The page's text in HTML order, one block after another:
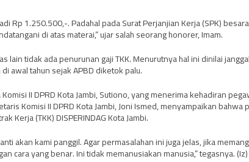
Rp 1.250.500,-. Padahal pada Surat Perjanjian Kerja (SPK)
di atas materai,” ujar salah seorang honorer, Imam.
lain tidak ada penurunan gaji TKK. Menurutnya hal ini dinilai
awal tahun sejak APBD diketok palu.
II DPRD Kota Jambi, Sutiono, yang menerima kehadiran
Komisi II DPRD Kota Jambi, Joni Ismed, menyampaikan
Kerja (TKK) DISPERINDAG Kota Jambi.
akan kami panggil. Agar permasalahan ini juga jelas, jika
cara yang benar. Ini tidak memanusiakan manusia,” tegasnya. (Iz)